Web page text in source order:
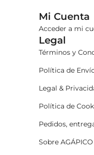
Mi Cuenta
Acceder a mi
Legal
Términos y
Política de
Legal &
Política de
Pedidos,
Sobre AGÁPICO